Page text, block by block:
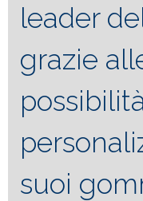
leader
grazie
suoi